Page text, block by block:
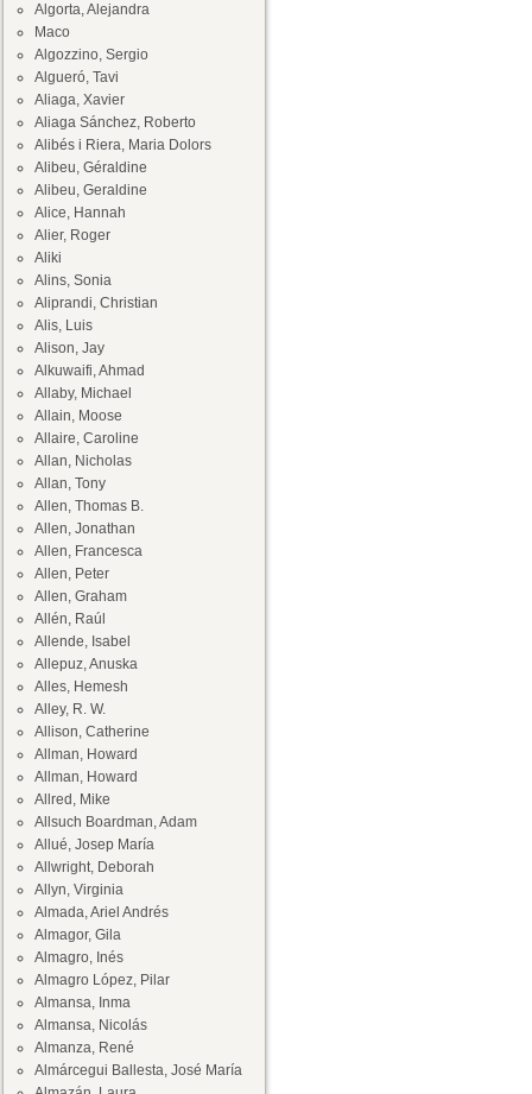
Algorta, Alejandra
Maco
Algozzino, Sergio
Algueró, Tavi
Aliaga, Xavier
Aliaga Sánchez, Roberto
Alibés i Riera, Maria Dolors
Alibeu, Géraldine
Alibeu, Geraldine
Alice, Hannah
Alier, Roger
Aliki
Alins, Sonia
Aliprandi, Christian
Alis, Luis
Alison, Jay
Alkuwaifi, Ahmad
Allaby, Michael
Allain, Moose
Allaire, Caroline
Allan, Nicholas
Allan, Tony
Allen, Thomas B.
Allen, Jonathan
Allen, Francesca
Allen, Peter
Allen, Graham
Allén, Raúl
Allende, Isabel
Allepuz, Anuska
Alles, Hemesh
Alley, R. W.
Allison, Catherine
Allman, Howard
Allman, Howard
Allred, Mike
Allsuch Boardman, Adam
Allué, Josep María
Allwright, Deborah
Allyn, Virginia
Almada, Ariel Andrés
Almagor, Gila
Almagro, Inés
Almagro López, Pilar
Almansa, Inma
Almansa, Nicolás
Almanza, René
Almárcegui Ballesta, José María